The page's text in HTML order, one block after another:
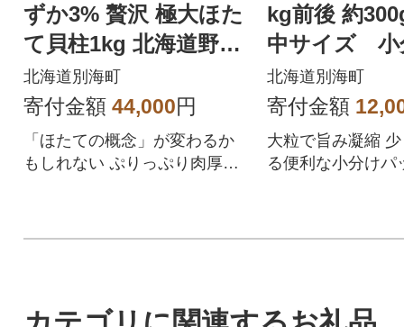
ずか3% 贅沢 極大ほた
て貝柱1kg 北海道野付
産ならでは ホタテと
いえば別海町
北海道別海町
寄付金額 44,000円
「ほたての概念」が変わるか
もしれない ぷりっぷり肉厚濃
kg前後 約
中サイズ
産 天然 殻
北海道別海町
寄付金額
大粒で旨み凝縮
る便利な小分けパ